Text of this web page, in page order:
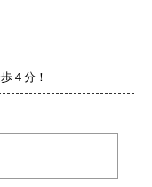
４分！